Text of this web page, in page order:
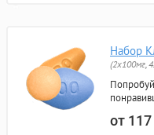
Набор
(2x100мг,
от 117